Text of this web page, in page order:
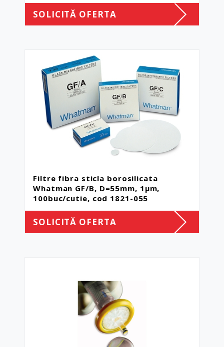
SOLICITĂ OFERTA
Filtre fibra sticla borosilicata
Whatman GF/B, D=55mm, 1μm,
100buc/cutie, cod 1821-055
SOLICITĂ OFERTA